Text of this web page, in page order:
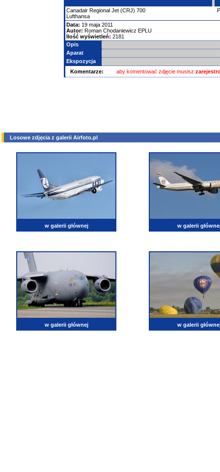
Canadair Regional Jet (CRJ) 700
Lufthansa
Data: 19 maja 2011
Autor: Roman Chodaniewicz EPLU
Ilość wyświetleń: 2181
Opis
Aparat
Ekspozycja
Komentarze:
aby komentować zdjęcie musisz
Losowe zdjęcia z galerii Airfoto.pl
w galerii głównej w galerii
w galerii głównej w galerii